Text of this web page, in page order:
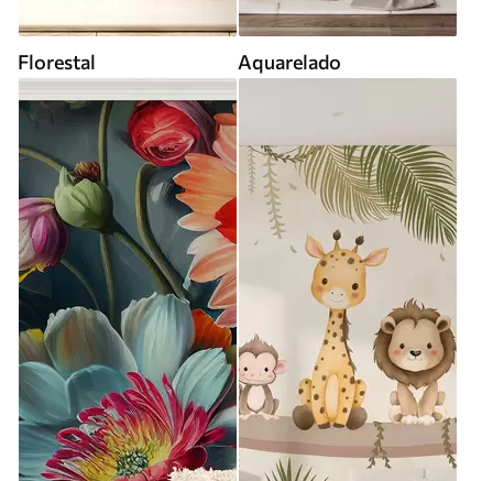
Florestal Aquarelado